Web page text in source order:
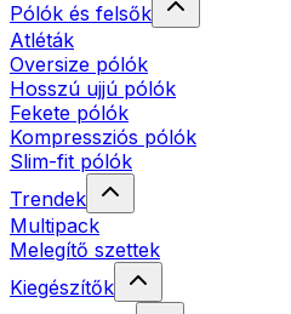
Pólók és felsők
Atléták
Oversize pólók
Hosszú ujjú pólók
Fekete pólók
Kompressziós pólók
Slim-fit pólók
Trendek
Multipack
Melegítő szettek
Kiegészítők